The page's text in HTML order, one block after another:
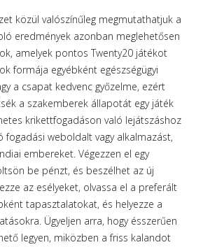
közül valószínűleg megmutathatjuk a
eredmények azonban meglehetősen
amelyek pontos Twenty20 játékot
formája egyébként egészségügyi
a csapat kedvenc győzelme, ezért
a szakemberek állapotát egy játék
krikettfogadáson való lejátszáshoz
fogadási weboldalt vagy alkalmazást,
embereket. Végezzen el egy
be pénzt, és beszélhet az új
az esélyeket, olvassa el a preferált
tapasztalatokat, és helyezze a
Ügyeljen arra, hogy ésszerűen
legyen, miközben a friss kalandot